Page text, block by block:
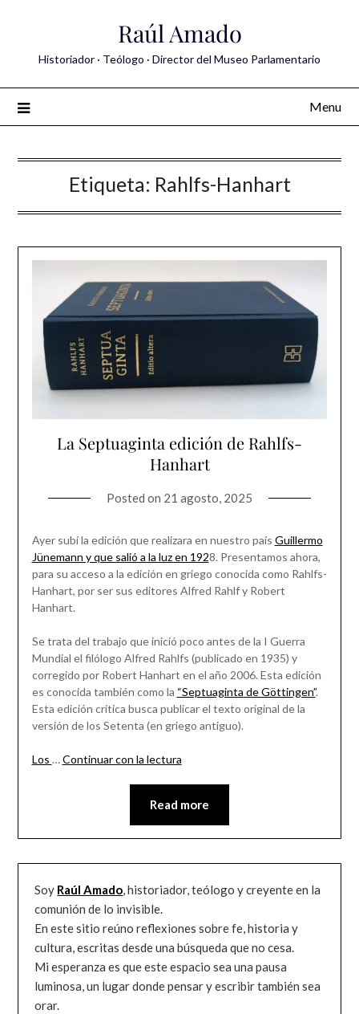
Raúl Amado
Historiador · Teólogo · Director del Museo Parlamentario
Menu
Etiqueta: Rahlfs-Hanhart
La Septuaginta edición de Rahlfs-
Hanhart
Posted on 21 agosto, 2025
Ayer subí la edición que realizara en nuestro país Guillermo
Jünemann y que salió a la luz en 1928. Presentamos ahora,
para su acceso a la edición en griego conocida como Rahlfs-
Hanhart, por ser sus editores Alfred Rahlf y Robert
Hanhart.
Se trata del trabajo que inició poco antes de la I Guerra
Mundial el filólogo Alfred Rahlfs (publicado en 1935) y
corregido por Robert Hanhart en el año 2006. Esta edición
es conocida también como la “Septuaginta de Göttingen”.
Esta edición crítica busca publicar el texto original de la
versión de los Setenta (en griego antiguo).
Los …Continuar con la lectura
Read more
Soy Raúl Amado, historiador, teólogo y creyente en la
comunión de lo invisible.
En este sitio reúno reflexiones sobre fe, historia y
cultura, escritas desde una búsqueda que no cesa.
Mi esperanza es que este espacio sea una pausa
luminosa, un lugar donde pensar y escribir también sea
orar.